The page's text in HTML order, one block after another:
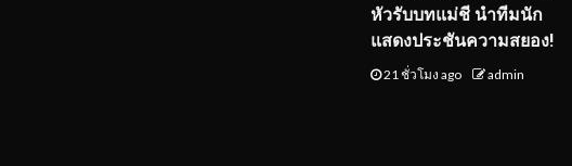
หัวรับบทแม่ชี นำทีมนัก
แสดงประชันความสยอง!
21 ชั่วโมง ago admin